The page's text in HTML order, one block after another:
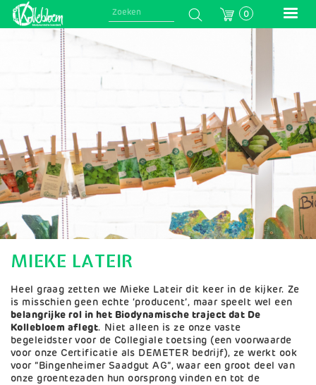
Skip
0
Afbeelding
MIEKE LATEIR
Heel graag zetten we Mieke Lateir dit keer in de kijker. Ze
is misschien geen echte ‘producent’, maar speelt wel een
belangrijke rol in het Biodynamische traject dat De
Kollebloem aflegt. Niet alleen is ze onze vaste
begeleidster voor de Collegiale toetsing (een voorwaarde
voor onze Certificatie als DEMETER bedrijf), ze werkt ook
voor “Bingenheimer Saadgut AG”, waar een groot deel van
onze groentezaden hun oorsprong vinden en tot de